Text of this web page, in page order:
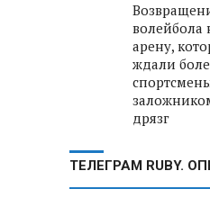
арену,
ждали
дрязг
ТЕЛЕГРАМ RUBY.